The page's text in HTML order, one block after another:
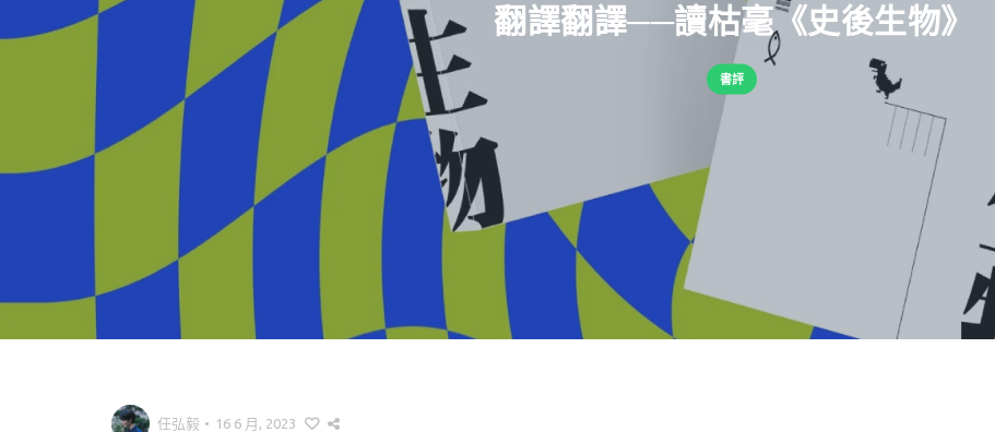
翻譯翻譯──讀枯毫《史後生物》
書評
任弘毅 • 16 6 月, 2023